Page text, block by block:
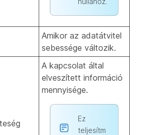
Amikor az adatátvitel
sebessége változik.
A kapcsolat által
elveszített információ
mennyisége.
Ez
teljesítm